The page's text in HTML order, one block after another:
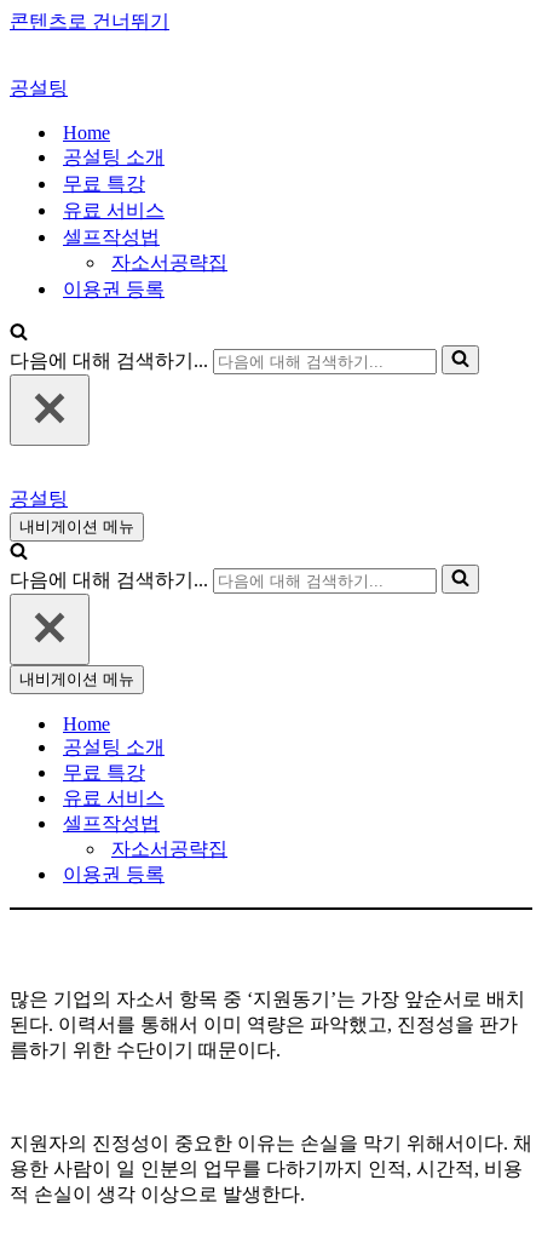
콘텐츠로 건너뛰기
공설팅
Home
공설팅 소개
무료 특강
유료 서비스
셀프작성법
자소서공략집
이용권 등록
다음에 대해 검색하기...
공설팅
내비게이션 메뉴
다음에 대해 검색하기...
내비게이션 메뉴
Home
공설팅 소개
무료 특강
유료 서비스
셀프작성법
자소서공략집
이용권 등록
많은 기업의 자소서 항목 중 ‘지원동기’는 가장 앞순서로 배치
된다. 이력서를 통해서 이미 역량은 파악했고, 진정성을 판가
름하기 위한 수단이기 때문이다.
지원자의 진정성이 중요한 이유는 손실을 막기 위해서이다. 채
용한 사람이 일 인분의 업무를 다하기까지 인적, 시간적, 비용
적 손실이 생각 이상으로 발생한다.